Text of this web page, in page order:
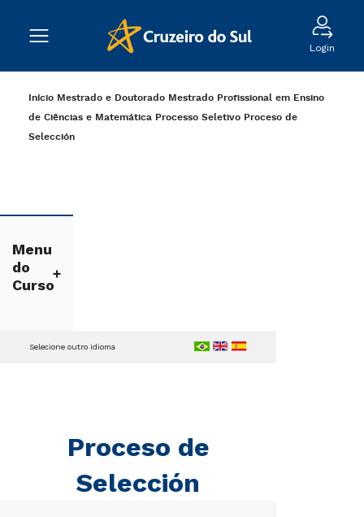
Login
Início Mestrado e Doutorado Mestrado Profissional em Ensino
de Ciências e Matemática Processo Seletivo Proceso de
Selección
Menu
do
Curso
Proceso de
Selección
Selecione outro idioma